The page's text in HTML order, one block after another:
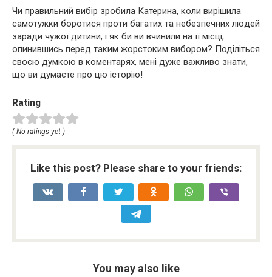
Чи правильний вибір зробила Катерина, коли вирішила
самотужки боротися проти багатих та небезпечних людей
заради чужої дитини, і як би ви вчинили на її місці,
опинившись перед таким жорстоким вибором? Поділіться
своєю думкою в коментарях, мені дуже важливо знати,
що ви думаєте про цю історію!
Rating
( No ratings yet )
Like this post? Please share to your friends:
You may also like